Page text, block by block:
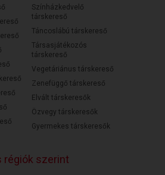
Színházkedvelő
társkereső
Táncoslábú társkereső
Társasjátékozós
társkereső
Vegetáriánus társkereső
Zenefüggő társkereső
Elvált társkeresők
Özvegy társkeresők
Gyermekes társkeresők
régiók szerint